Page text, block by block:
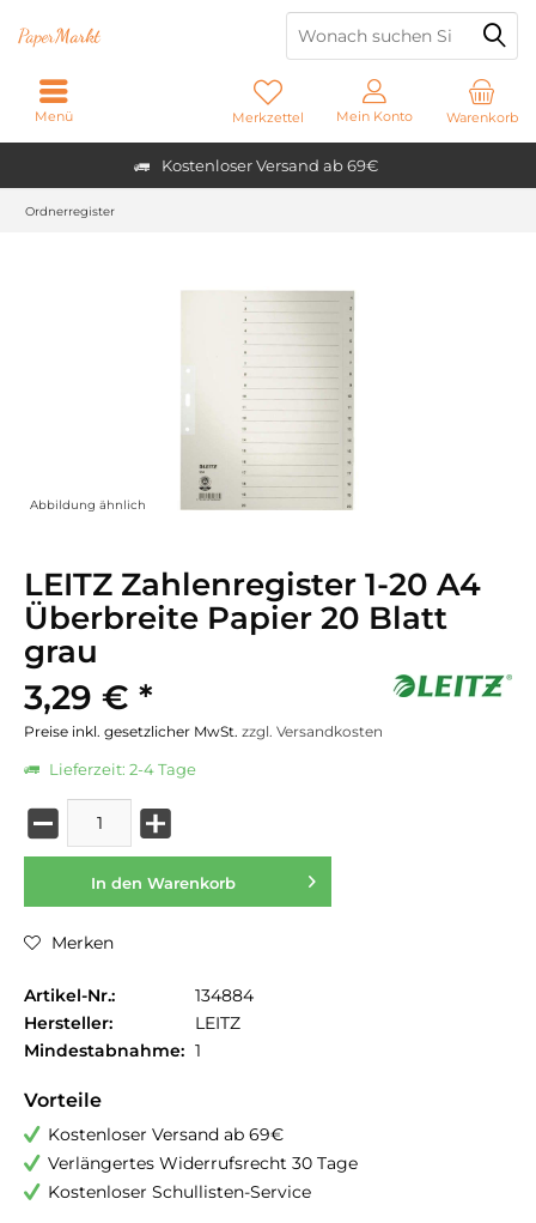
Kostenloser Versand ab 69€
PaperMarkt
Warenkorb
Merkzettel Mein Konto
Menü
Ordnerregister
Abbildung ähnlich
LEITZ Zahlenregister 1-20 A4
Überbreite Papier 20 Blatt
grau
3,29 € *
Preise inkl. gesetzlicher MwSt. zzgl. Versandkosten
Lieferzeit: 2-4 Tage
In den Warenkorb
Merken
Artikel-Nr.:
134884
Hersteller:
LEITZ
Mindestabnahme: 1
Vorteile
Kostenloser Versand ab 69€
Verlängertes Widerrufsrecht 30 Tage
Kostenloser Schullisten-Service